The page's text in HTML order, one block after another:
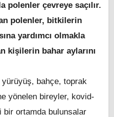
polenler çevreye saçılır.
polenler, bitkilerin
yardımcı olmakla
kişilerin bahar aylarını
yürüyüş, bahçe, toprak
yönelen bireyler, kovid-
bir ortamda bulunsalar